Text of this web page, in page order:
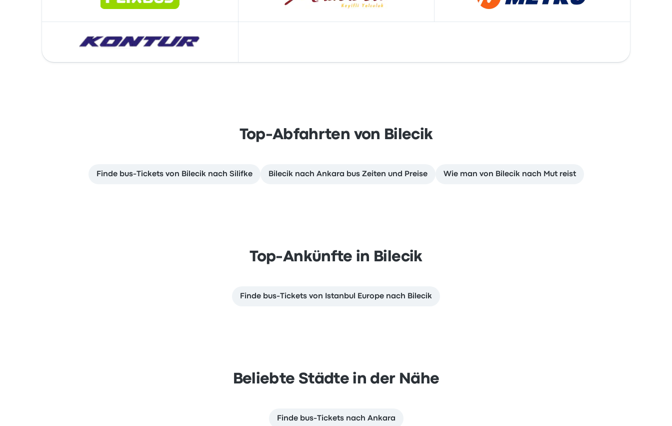
Top-Abfahrten von Bilecik
Finde bus-Tickets von Bilecik nach Silifke Bilecik nach Ankara bus Zeiten und Preise Wie man von Bilecik nach Mut reist
Top-Ankünfte in Bilecik
Finde bus-Tickets von Istanbul Europe nach Bilecik
Beliebte Städte in der Nähe
Finde bus-Tickets nach Ankara